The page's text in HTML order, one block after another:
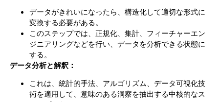
データがきれいになったら、構造化して適切な形式に
変換する必要がある。
このステップでは、正規化、集計、フィーチャーエン
ジニアリングなどを行い、データを分析できる状態に
する。
データ分析と解釈：
これは、統計的手法、アルゴリズム、データ可視化技
術を適用して、意味のある洞察を抽出する中核的なス